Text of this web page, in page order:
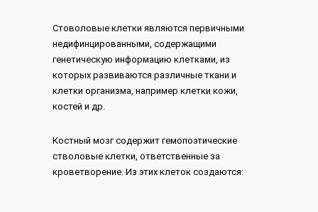
Стоволовые клетки являются первичными
недифинцированными, содержащими
генетическую информацию клетками, из
которых развиваются различные ткани и
клетки организма, например клетки кожи,
костей и др.
Костный мозг содержит гемопоэтические
стволовые клетки, ответственные за
кроветворение. Из этих клеток создаются: